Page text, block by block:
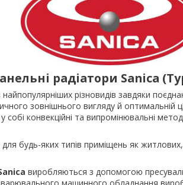
радіатори Sanica
найпопулярніших різновидів завдяки
зовнішнього вигляду й оптимальній
собі конвекційні та випромінювальні
для будь-яких типів приміщень як
виробляються з допомогою